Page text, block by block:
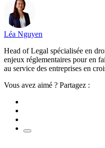
Léa Nguyen
Head of Legal spécialisée en
enjeux réglementaires pour en
au service des entreprises en
Vous avez aimé ? Partagez :